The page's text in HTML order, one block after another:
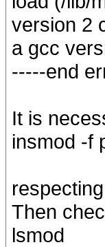
version 2
a gcc
-----end
It is
insmod -f
Then
lsmod